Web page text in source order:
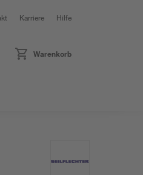
Karriere Hilfe
Warenkorb